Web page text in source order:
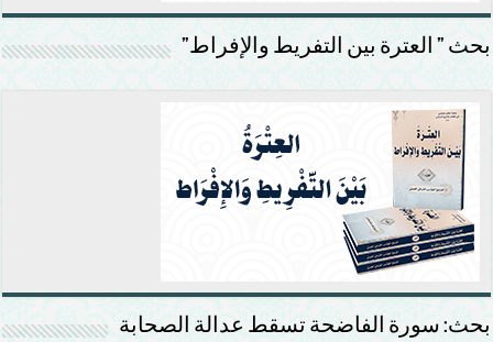
بحث ” العترة بين التفريط والإفراط”
بحث: سورة الفاضحة تسقط عدالة الصحابة